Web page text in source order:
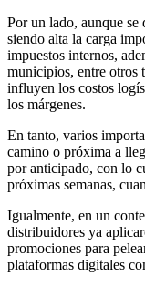
Por un lado, aunque se
siendo alta la carga
impuestos internos,
municipios, entre otros
influyen los costos
los márgenes.
En tanto, varios
camino o próxima a
por anticipado, con lo
próximas semanas,
Igualmente, en un
distribuidores ya
promociones para
plataformas digitales